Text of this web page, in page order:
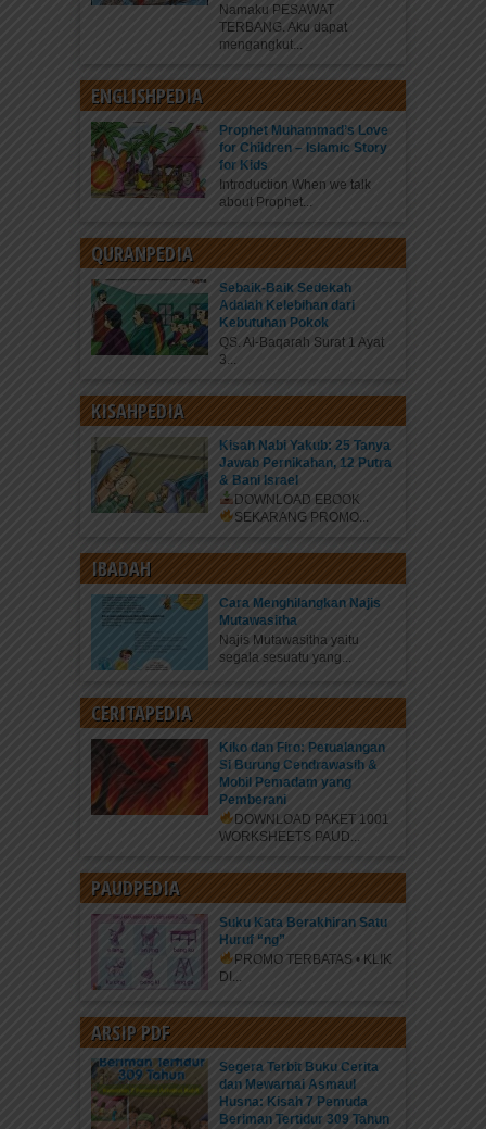
Namaku PESAWAT
TERBANG. Aku dapat
mengangkut...
ENGLISHPEDIA
Prophet Muhammad’s Love
for Children – Islamic Story
for Kids
Introduction When we talk
about Prophet...
QURANPEDIA
Sebaik-Baik Sedekah
Adalah Kelebihan dari
Kebutuhan Pokok
QS. Al-Baqarah Surat 1 Ayat
3...
KISAHPEDIA
Kisah Nabi Yakub: 25 Tanya
Jawab Pernikahan, 12 Putra
& Bani Israel
DOWNLOAD EBOOK
SEKARANG PROMO...
IBADAH
Cara Menghilangkan Najis
Mutawasitha
Najis Mutawasitha yaitu
segala sesuatu yang...
CERITAPEDIA
Kiko dan Firo: Petualangan
Si Burung Cendrawasih &
Mobil Pemadam yang
Pemberani
DOWNLOAD PAKET 1001
WORKSHEETS PAUD...
PAUDPEDIA
Suku Kata Berakhiran Satu
Huruf “ng”
PROMO TERBATAS • KLIK
DI...
ARSIP PDF
Segera Terbit Buku Cerita
dan Mewarnai Asmaul
Husna: Kisah 7 Pemuda
Beriman Tertidur 309 Tahun